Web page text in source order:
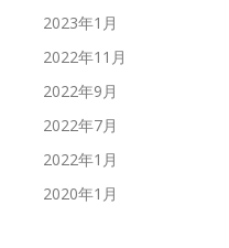
2023年1月
2022年11月
2022年9月
2022年7月
2022年1月
2020年1月